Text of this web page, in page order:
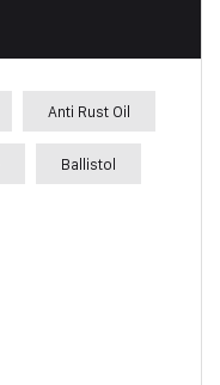
Anti Rust Oil
Ballistol